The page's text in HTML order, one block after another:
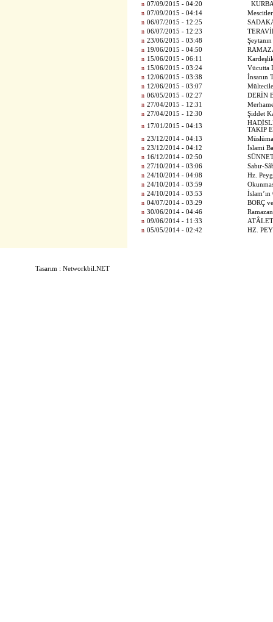
n 07/09/2015 - 04:20
n 07/09/2015 - 04:14
n 06/07/2015 - 12:25
n 06/07/2015 - 12:23
n 23/06/2015 - 03:48
n 19/06/2015 - 04:50
n 15/06/2015 - 06:11
n 15/06/2015 - 03:24
Vücutta
n 12/06/2015 - 03:38
İnsanın
n 12/06/2015 - 03:07
n 06/05/2015 - 02:27
DERİN
n 27/04/2015 - 12:31
n 27/04/2015 - 12:30
Şiddet
n 17/01/2015 - 04:13
TAKİP
n 23/12/2014 - 04:13
n 23/12/2014 - 04:12
İslami
n 16/12/2014 - 02:50
n 27/10/2014 - 03:06
Sabır-
n 24/10/2014 - 04:08
Hz.
n 24/10/2014 - 03:59
n 24/10/2014 - 03:53
n 04/07/2014 - 03:29
BORÇ
n 30/06/2014 - 04:46
n 09/06/2014 - 11:33
n 05/05/2014 - 02:42 HZ.
Tasarım : Networkbil.NET